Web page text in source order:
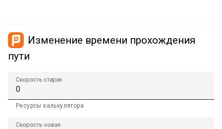
Изменение времени прохождения
пути
Скорость старая
Ресурсы калькулятора
Скорость новая